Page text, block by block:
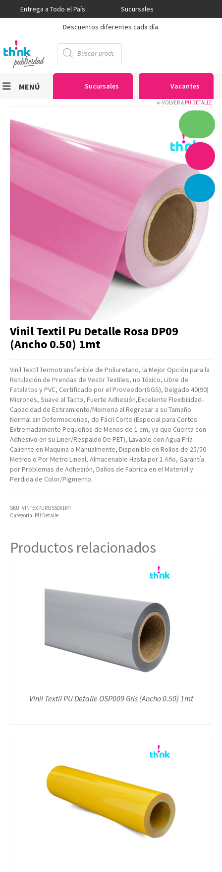
Entrega a Todo el País
Sucursales
Descuentos diferentes cada día.
Búsqueda
de
productos
Sucursales Vacantes
MENÚ
Serigrafía
Artículos Varios
Catálogos
Facturación
Listas de Precios
VOLVER A PU DETALLE
Vinil Textil Pu Detalle Rosa DP09
(Ancho 0.50) 1mt
Vinil Textil Termotransferible de Poliuretano, la Mejor Opción para la
Rotulación de Prendas de Vestir Textiles, no Tóxico, Libre de
Fatalatos y PVC, Certificado por el Proveedor(SGS), Delgado 40(90)
Micrones, Suave al Tacto, Fuerte Adhesión,Excelente Flexibilidad-
Capacidad de Estiramiento/Memoria al Regresar a su Tamaño
Normal sin Deformaciones, de Fácil Corte (Especial para Cortes
Extremadamente Pequeños de Menos de 1 cm, ya que Cuenta con
Adhesivo en su Liner/Respaldo De PET), Lavable con Agua Fría-
Caliente en Maquina o Manualmente, Disponible en Rollos de 25/50
Metros o Por Metro Lineal, Almacenable Hasta por 1 Año, Garantía
por Problemas de Adhesión, Daños de Fabrica en el Material y
Perdida de Color/Pigmento.
SKU: VINTEXPUROS50X1MT
Categoría: PU Detalle
Productos relacionados
Vinil Textil PU Detalle OSP009 Gris (Ancho 0.50) 1mt